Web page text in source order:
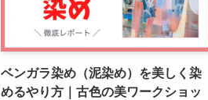
ベンガラ染め（泥染め）を美しく染
めるやり方｜古色の美ワークショッ